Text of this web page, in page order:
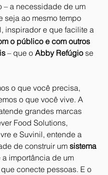
– a necessidade de um
seja ao mesmo tempo
inspirador e que facilite a
o público e com outros
– que o Abby Refúgio se
o que você precisa,
o que você vive. A
grandes marcas
Food Solutions,
e Suvinil, entende a
de construir um sistema
importância de um
que conecte pessoas. E o